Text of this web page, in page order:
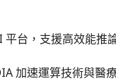
台，支援高效能推
加速運算技術與醫